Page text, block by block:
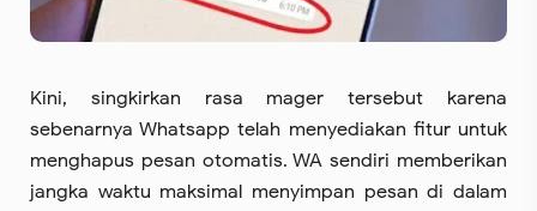
Kini, singkirkan rasa mager tersebut karena
sebenarnya Whatsapp telah menyediakan fitur untuk
menghapus pesan otomatis. WA sendiri memberikan
jangka waktu maksimal menyimpan pesan di dalam